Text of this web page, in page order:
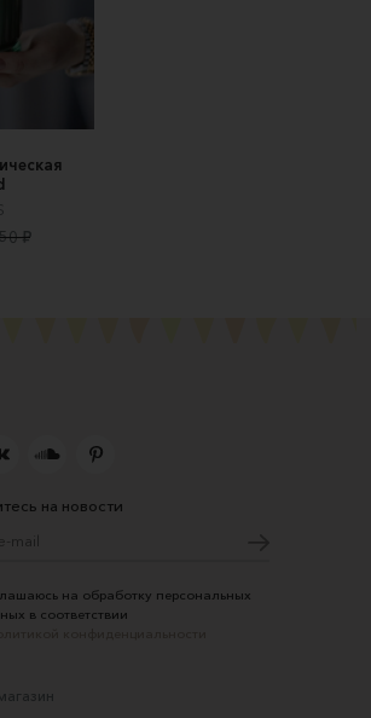
₽
на новости
на обработку персональных
в соответствии